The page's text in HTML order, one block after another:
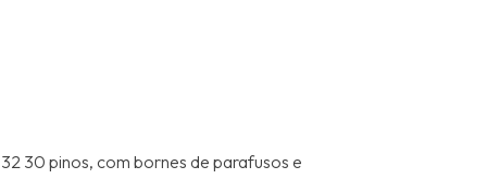
30 pinos, com bornes de parafusos e